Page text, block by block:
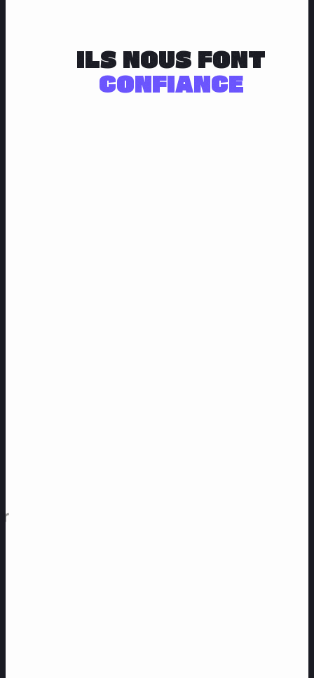
ILS NOUS FONT
CONFIANCE